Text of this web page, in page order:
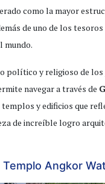
como la mayor
de uno de los
mundo.
político y religioso de los
navegar a través de
y edificios que
de increíble logro
Angkor Wat